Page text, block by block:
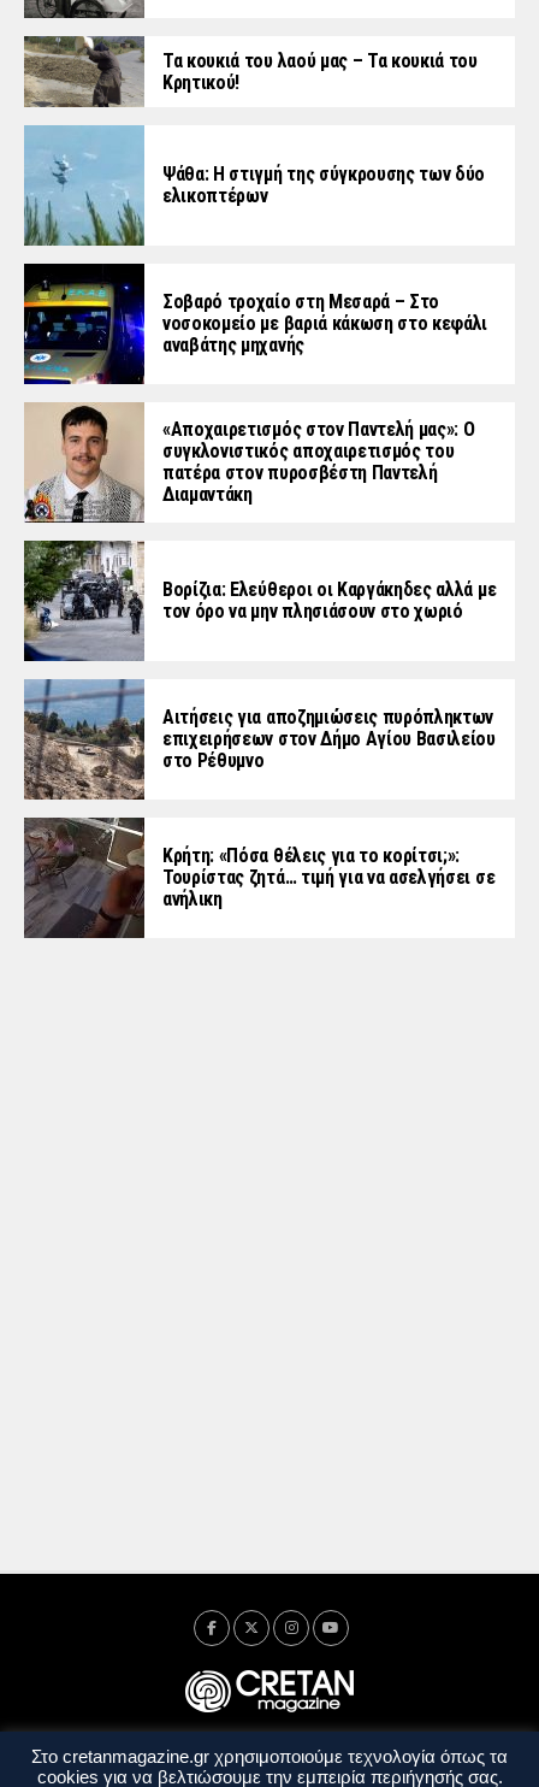
Τα κουκιά του λαού μας – Τα κουκιά του
Κρητικού!
Ψάθα: Η στιγμή της σύγκρουσης των δύο
ελικοπτέρων
Σοβαρό τροχαίο στη Μεσαρά – Στο
νοσοκομείο με βαριά κάκωση στο κεφάλι
αναβάτης μηχανής
«Aποχαιρετισμός στον Παντελή μας»: Ο
συγκλονιστικός αποχαιρετισμός του
πατέρα στον πυροσβέστη Παντελή
Διαμαντάκη
Βορίζια: Ελεύθεροι οι Καργάκηδες αλλά με
τον όρο να μην πλησιάσουν στο χωριό
Αιτήσεις για αποζημιώσεις πυρόπληκτων
επιχειρήσεων στον Δήμο Αγίου Βασιλείου
στο Ρέθυμνο
Κρήτη: «Πόσα θέλεις για το κορίτσι;»:
Τουρίστας ζητά… τιμή για να ασελγήσει σε
ανήλικη
Ταυτότητα Πολιτική Απορρήτου
Όροι Χρήσης
Όροι και Προϋποθέσεις
Στο cretanmagazine.gr χρησιμοποιούμε τεχνολογία όπως τα
cookies για να βελτιώσουμε την εμπειρία περιήγησής σας.